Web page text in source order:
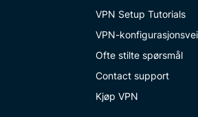
VPN Setup Tutorials
VPN-
Ofte stilte spørsmål
Contact support
Kjøp VPN